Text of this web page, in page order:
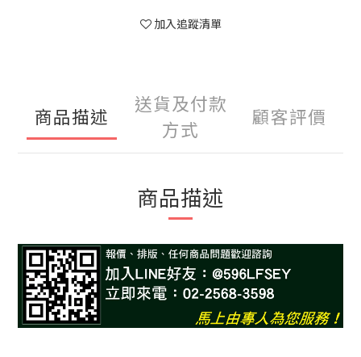
加入追蹤清單
商品描述
送貨及付款
方式
顧客評價
商品描述